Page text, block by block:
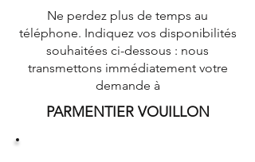
Ne perdez plus de temps au
téléphone. Indiquez vos disponibilités
souhaitées ci-dessous : nous
transmettons immédiatement votre
demande à
PARMENTIER VOUILLON